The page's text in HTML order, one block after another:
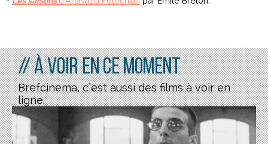
// À voir en ce moment
Brefcinema, c’est aussi des films à voir en
ligne.